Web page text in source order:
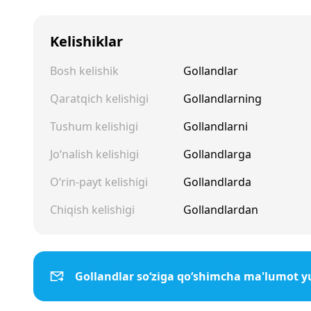
Kelishiklar
Bosh kelishik
Gollandlar
Qaratqich kelishigi
Gollandlarning
Tushum kelishigi
Gollandlarni
Jo‘nalish kelishigi
Gollandlarga
O‘rin-payt kelishigi
Gollandlarda
Chiqish kelishigi
Gollandlardan
Gollandlar so‘ziga qo‘shimcha ma'lumot